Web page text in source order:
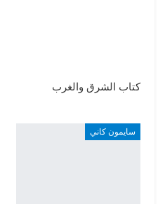
كتاب الشرق والغرب
سايمون كاني